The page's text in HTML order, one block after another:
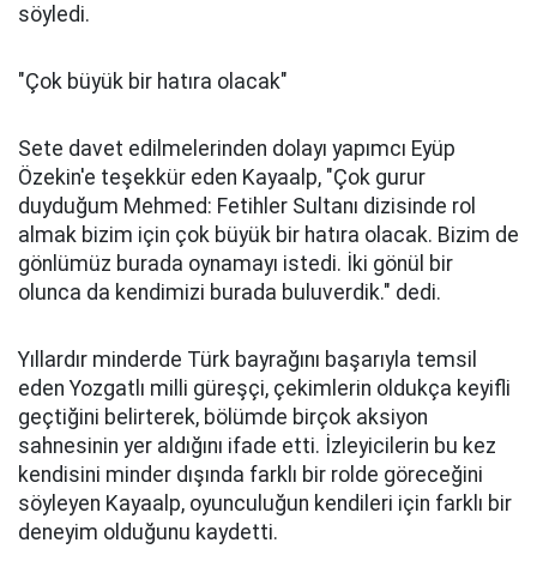
söyledi.
"Çok büyük bir hatıra olacak"
Sete davet edilmelerinden dolayı yapımcı Eyüp
Özekin'e teşekkür eden Kayaalp, "Çok gurur
duyduğum Mehmed: Fetihler Sultanı dizisinde rol
almak bizim için çok büyük bir hatıra olacak. Bizim de
gönlümüz burada oynamayı istedi. İki gönül bir
olunca da kendimizi burada buluverdik." dedi.
Yıllardır minderde Türk bayrağını başarıyla temsil
eden Yozgatlı milli güreşçi, çekimlerin oldukça keyifli
geçtiğini belirterek, bölümde birçok aksiyon
sahnesinin yer aldığını ifade etti. İzleyicilerin bu kez
kendisini minder dışında farklı bir rolde göreceğini
söyleyen Kayaalp, oyunculuğun kendileri için farklı bir
deneyim olduğunu kaydetti.